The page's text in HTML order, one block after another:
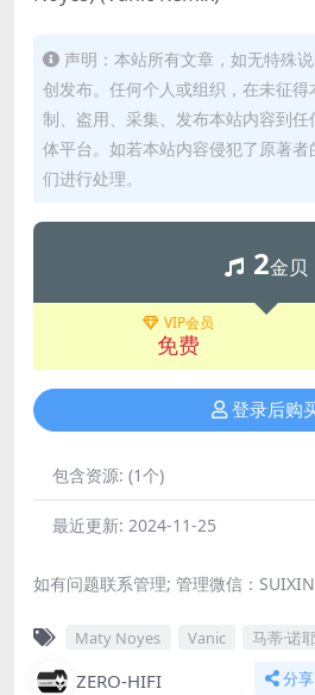
声明：本站所有文章，如无特殊
创发布。任何个人或组织，在未征得
制、盗用、采集、发布本站内容到
体平台。如若本站内容侵犯了原著
们进行处理。
2金贝
VIP会员
免费
登录后购
包含资源: (1个)
最近更新: 2024-11-25
如有问题联系管理; 管理微信：
Maty Noyes Vanic 马蒂·诺
ZERO-HIFI 分享